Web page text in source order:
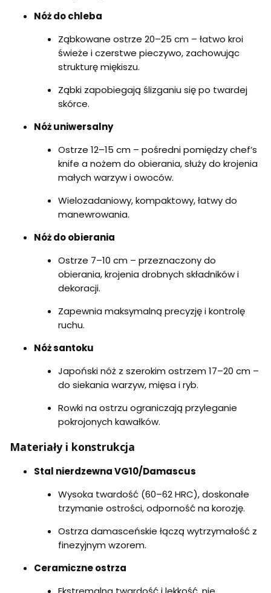
Nóż do chleba
Ząbkowane ostrze 20–25 cm – łatwo kroi
świeże i czerstwe pieczywo, zachowując
strukturę miękiszu.
Ząbki zapobiegają ślizganiu się po twardej
skórce.
Nóż uniwersalny
Ostrze 12–15 cm – pośredni pomiędzy chef’s
knife a nożem do obierania, służy do krojenia
małych warzyw i owoców.
Wielozadaniowy, kompaktowy, łatwy do
manewrowania.
Nóż do obierania
Ostrze 7–10 cm – przeznaczony do
obierania, krojenia drobnych składników i
dekoracji.
Zapewnia maksymalną precyzję i kontrolę
ruchu.
Nóż santoku
Japoński nóż z szerokim ostrzem 17–20 cm –
do siekania warzyw, mięsa i ryb.
Rowki na ostrzu ograniczają przyleganie
pokrojonych kawałków.
Materiały i konstrukcja
Stal nierdzewna VG10/Damascus
Wysoka twardość (60–62 HRC), doskonałe
trzymanie ostrości, odporność na korozję.
Ostrza damasceńskie łączą wytrzymałość z
finezyjnym wzorem.
Ceramiczne ostrza